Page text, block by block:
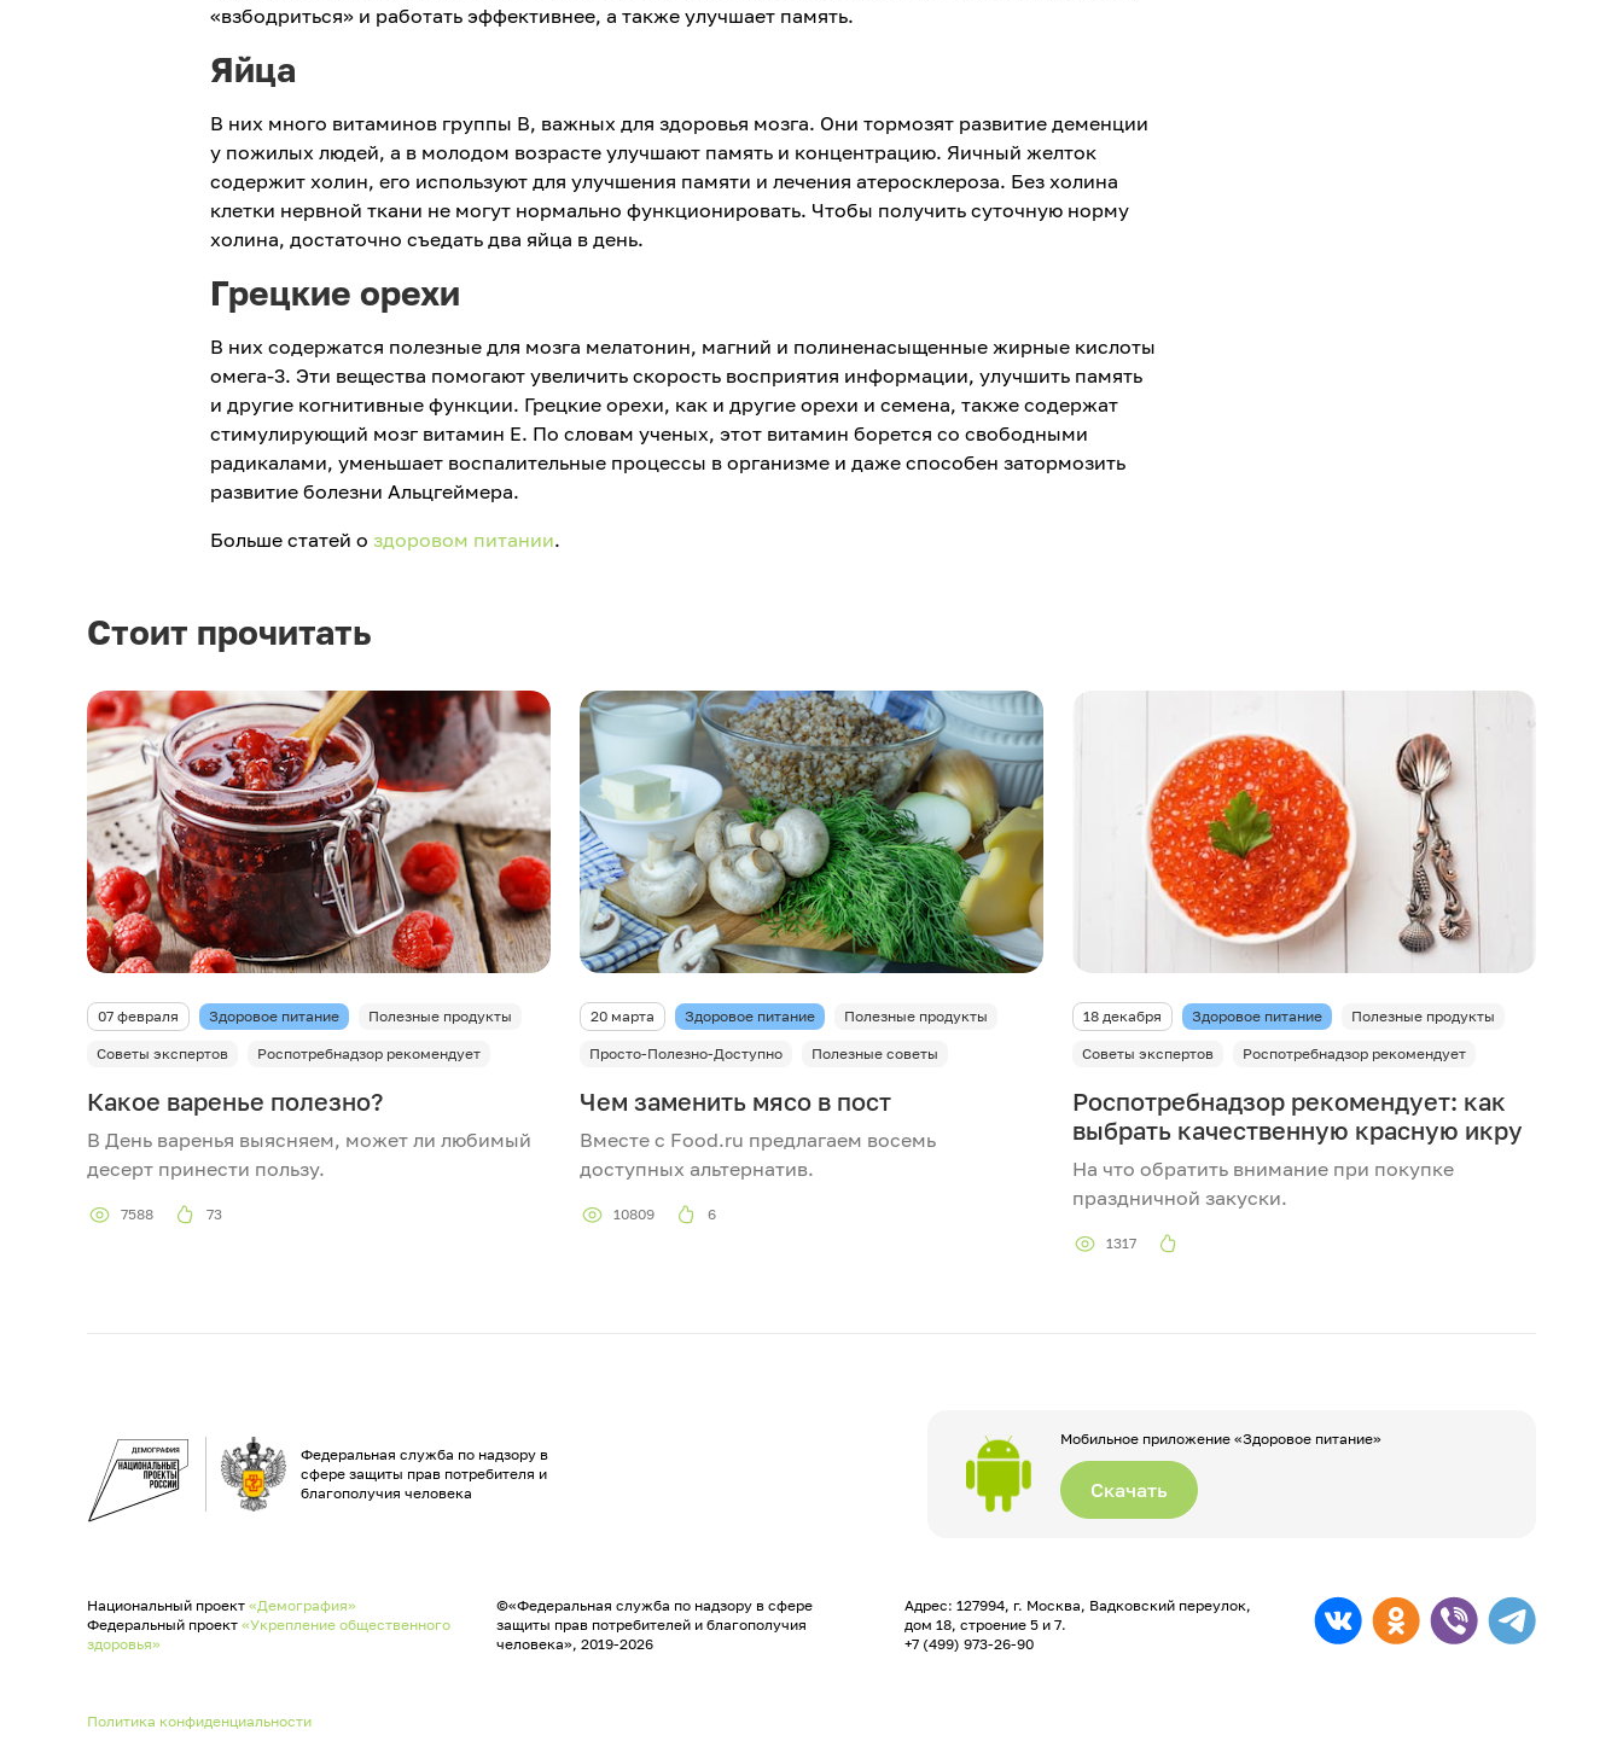
«взбодриться» и работать эффективнее, а также улучшает память.
Яйца
В них много витаминов группы В, важных для здоровья мозга. Они тормозят развитие деменции
у пожилых людей, а в молодом возрасте улучшают память и концентрацию. Яичный желток
содержит холин, его используют для улучшения памяти и лечения атеросклероза. Без холина
клетки нервной ткани не могут нормально функционировать. Чтобы получить суточную норму
холина, достаточно съедать два яйца в день.
Грецкие орехи
В них содержатся полезные для мозга мелатонин, магний и полиненасыщенные жирные кислоты
омега-3. Эти вещества помогают увеличить скорость восприятия информации, улучшить память
и другие когнитивные функции. Грецкие орехи, как и другие орехи и семена, также содержат
стимулирующий мозг витамин Е. По словам ученых, этот витамин борется со свободными
радикалами, уменьшает воспалительные процессы в организме и даже способен затормозить
развитие болезни Альцгеймера.
Больше статей о здоровом питании.
Стоит прочитать
07 февраля Здоровое питание Полезные продукты
Советы экспертов Роспотребнадзор рекомендует
Какое варенье полезно?
В День варенья выясняем, может ли любимый
десерт принести пользу.
7588 73
20 марта Здоровое питание Полезные продукты
Просто-Полезно-Доступно Полезные советы
Чем заменить мясо в пост
Вместе с Food.ru предлагаем восемь
доступных альтернатив.
10809 6
18 декабря Здоровое питание Полезные продукты
Советы экспертов Роспотребнадзор рекомендует
Роспотребнадзор рекомендует: как
выбрать качественную красную икру
На что обратить внимание при покупке
праздничной закуски.
1317
Федеральная служба по надзору в
сфере защиты прав потребителя и
благополучия человека
Мобильное приложение «Здоровое питание»
Скачать
Национальный проект «Демография»
Федеральный проект «Укрепление общественного
здоровья»
©«Федеральная служба по надзору в сфере
защиты прав потребителей и благополучия
человека», 2019-2026
Адрес: 127994, г. Москва, Вадковский переулок,
дом 18, строение 5 и 7.
+7 (499) 973-26-90
Политика конфиденциальности